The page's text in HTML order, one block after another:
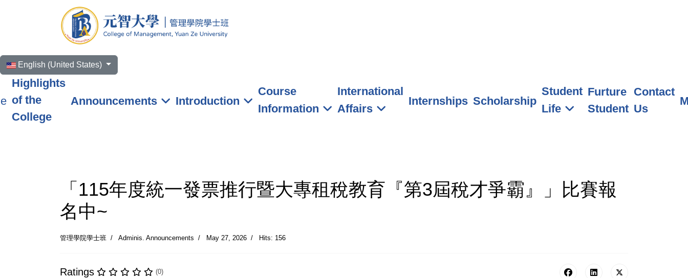
Select your language
English (United States)
Highlights
of the
College
Announcements Introduction
Course
Information
International
Affairs
Internships Scholarship
Student
Life
Furture
Student
Contact
Us
「115年度統一發票推行暨大專租稅教育『第3屆稅才爭霸』」比賽報
名中~
管理學院學士班 Adminis. Announcements May 27, 2026 Hits: 156
Ratings (0)